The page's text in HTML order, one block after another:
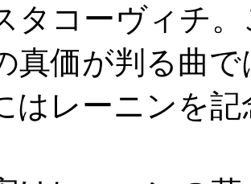
タコーヴィチ
真価が判る曲
はレーニンを